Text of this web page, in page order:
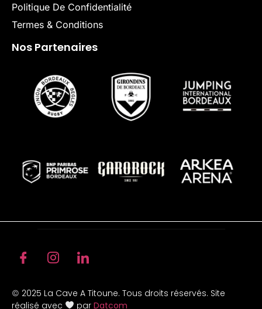
Politique De Confidentialité
Termes & Conditions
Nos Partenaires
© 2025 La Cave A Titoune. Tous droits réservés. Site
réalisé avec
par Datcom